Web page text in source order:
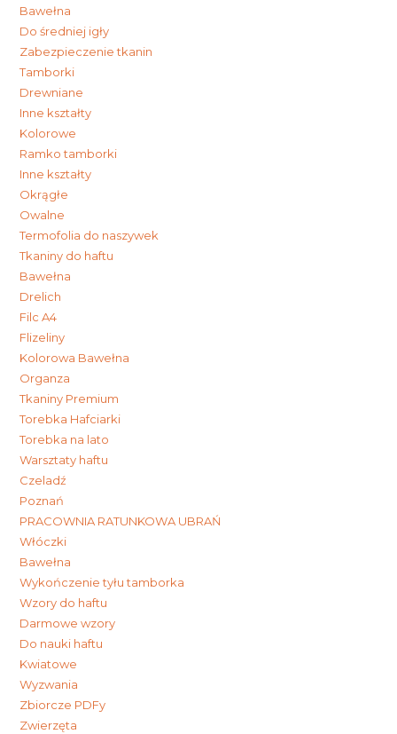
Bawełna
Do średniej igły
Zabezpieczenie tkanin
Tamborki
Drewniane
Inne kształty
Kolorowe
Ramko tamborki
Inne kształty
Okrągłe
Owalne
Termofolia do naszywek
Tkaniny do haftu
Bawełna
Drelich
Filc A4
Flizeliny
Kolorowa Bawełna
Organza
Tkaniny Premium
Torebka Hafciarki
Torebka na lato
Warsztaty haftu
Czeladź
Poznań
PRACOWNIA RATUNKOWA UBRAŃ
Włóczki
Bawełna
Wykończenie tyłu tamborka
Wzory do haftu
Darmowe wzory
Do nauki haftu
Kwiatowe
Wyzwania
Zbiorcze PDFy
Zwierzęta